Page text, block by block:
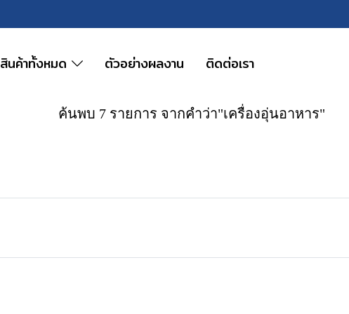
สินค้าทั้งหมด ตัวอย่างผลงาน ติดต่อเรา
ค้นพบ 7 รายการ จากคำว่า"เครื่องอุ่นอาหาร"